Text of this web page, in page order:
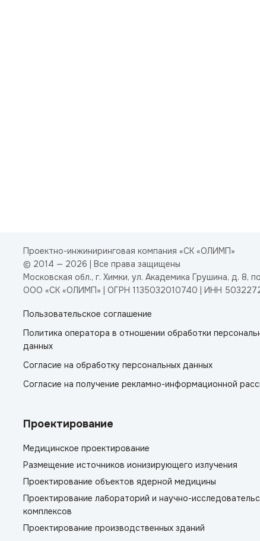
Проектно-инжиниринговая компания «СК «ОЛИМП»
© 2014 — 2026 | Все права защищены
Московская обл., г. Химки, ул. Академика Грушина, д. 8,
ООО «СК «ОЛИМП» | ОГРН 1135032010740 | ИНН
Пользовательское соглашение
Политика оператора в отношении обработки
данных
Согласие на обработку персональных данных
Согласие на получение рекламно-информационной
Проектирование
Медицинское проектирование
Размещение источников ионизирующего излучения
Проектирование объектов ядерной медицины
Проектирование лабораторий и научно-
комплексов
Проектирование производственных зданий